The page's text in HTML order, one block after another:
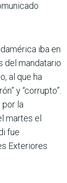
iba en
del mandatario
al que ha
y “corrupto”.
la
martes el
fue
Exteriores